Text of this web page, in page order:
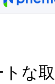
トな